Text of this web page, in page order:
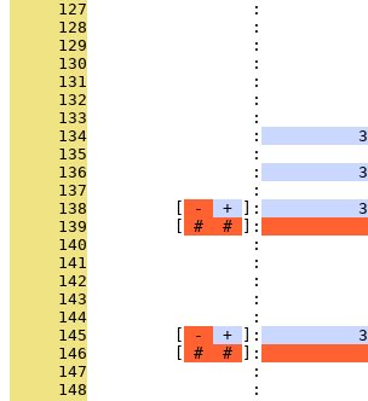
     127
:
     128
:
     129
:
     130
:
     131
:
     132
:
     133
:
     134
                 :
     135
:
     136
                 :
     137
:
     138
- + ]:
     139
# # ]:
     140
:
     141
:
     142
:
     143
:
     144
:
     145
- + ]:
     146
# # ]:
     147
:
     148
: